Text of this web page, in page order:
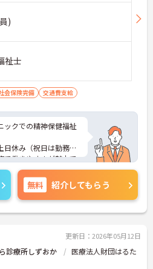
)
祉士
会保険完備 交通費支給
ックでの精神保健福祉
日休み（祝日は勤務の
で働きやすさが魅力で
さんの社会復帰支援
る職場です。ご興味が
をお伝えしますので、
い。
無料 紹介してもらう
更新日：2026年05月12日
診療所しずおか
医療法人財団はるた